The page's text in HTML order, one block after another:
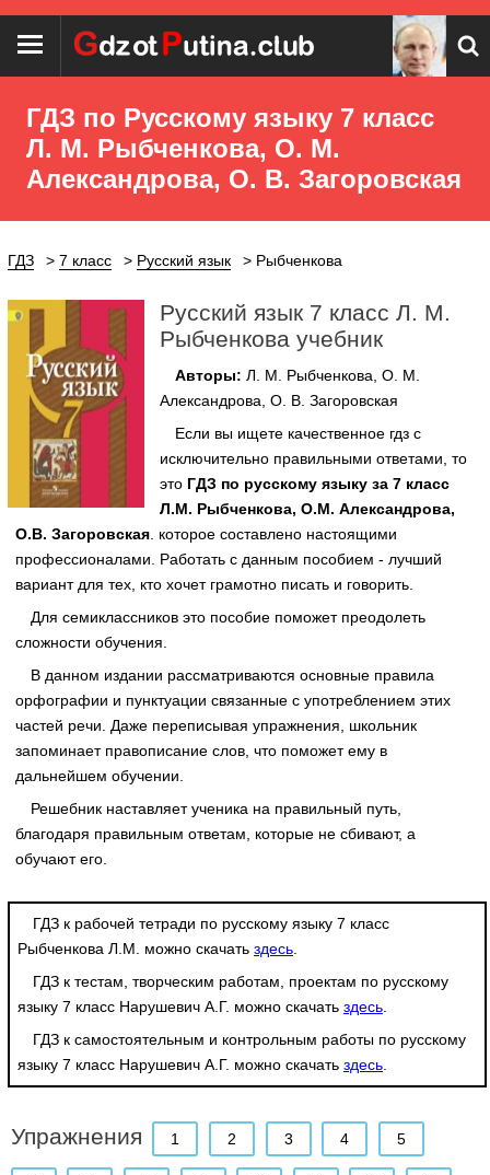
ГДЗ по Русскому языку 7 класс
Л. М. Рыбченкова, О. М.
Александрова, О. В. Загоровская
ГДЗ 7 класс Русский язык Рыбченкова
Русский язык 7 класс Л. М.
Рыбченкова учебник
Авторы: Л. М. Рыбченкова, О. М.
Александрова, О. В. Загоровская
Если вы ищете качественное гдз с
исключительно правильными ответами, то
это ГДЗ по русскому языку за 7 класс
Л.М. Рыбченкова, О.М. Александрова,
О.В. Загоровская . которое составлено настоящими
профессионалами. Работать с данным пособием - лучший
вариант для тех, кто хочет грамотно писать и говорить.
Для семиклассников это пособие поможет преодолеть
сложности обучения.
В данном издании рассматриваются основные правила
орфографии и пунктуации связанные с употреблением этих
частей речи. Даже переписывая упражнения, школьник
запоминает правописание слов, что поможет ему в
дальнейшем обучении.
Решебник наставляет ученика на правильный путь,
благодаря правильным ответам, которые не сбивают, а
обучают его.
ГДЗ к рабочей тетради по русскому языку 7 класс
Рыбченкова Л.М. можно скачать здесь
ГДЗ к тестам, творческим работам, проектам по русскому
языку 7 класс Нарушевич А.Г. можно скачать здесь
ГДЗ к самостоятельным и контрольным работы по русскому
языку 7 класс Нарушевич А.Г. можно скачать здесь
Упражнения 1 2 3 4 5